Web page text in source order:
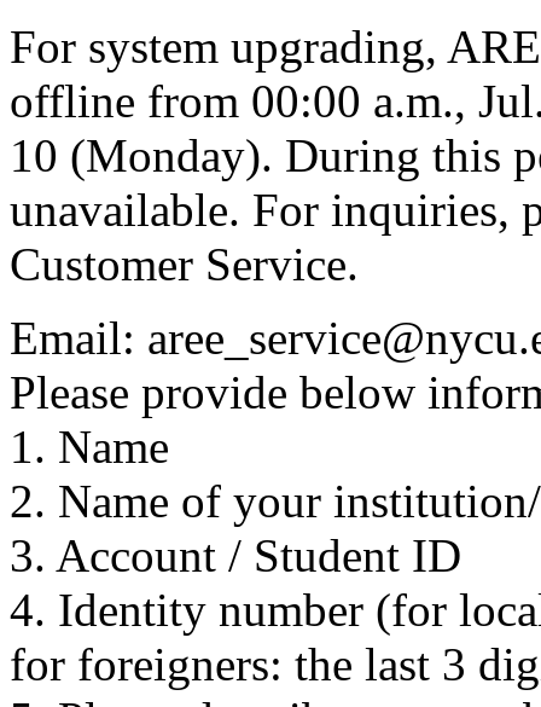
For system upgrading,
offline from 00:00 a.m.,
10 (Monday). During this
unavailable. For inquiries,
Customer Service.
Email:
Please provide below
1. Name
2. Name of your
3. Account / Student ID
4. Identity number (for
for foreigners: the last 3